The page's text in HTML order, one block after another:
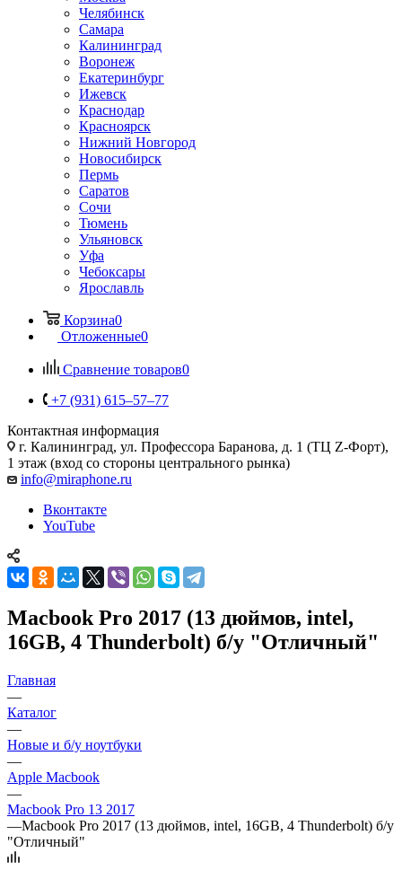
Челябинск
Самара
Калининград
Воронеж
Екатеринбург
Ижевск
Краснодар
Красноярск
Нижний Новгород
Новосибирск
Пермь
Саратов
Сочи
Тюмень
Ульяновск
Уфа
Чебоксары
Ярославль
Корзина0
Отложенные0
Сравнение товаров0
+7 (931) 615‒57‒77
Контактная информация
г. Калининград, ул. Профессора Баранова, д. 1 (ТЦ Z-Форт),
1 этаж (вход со стороны центрального рынка)
info@miraphone.ru
Вконтакте
YouTube
Macbook Pro 2017 (13 дюймов, intel,
16GB, 4 Thunderbolt) б/у "Отличный"
Главная
—
Каталог
—
Новые и б/у ноутбуки
—
Apple Macbook
—
Macbook Pro 13 2017
—Macbook Pro 2017 (13 дюймов, intel, 16GB, 4 Thunderbolt) б/у
"Отличный"